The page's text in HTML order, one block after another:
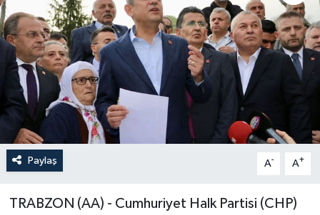
Paylaş A- A+
TRABZON (AA) - Cumhuriyet Halk Partisi (CHP)